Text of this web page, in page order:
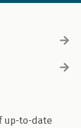
up-to-date